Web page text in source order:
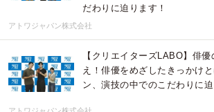
だわりに迫ります！
アトワジャパン株式会社
【クリエイターズLABO】俳
え！俳優をめざしたきっかけ
ン、演技の中でのこだわりに迫